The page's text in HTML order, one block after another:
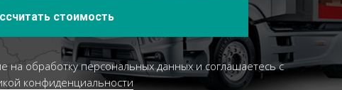
стоимость
на обработку персональных данных и соглашаетесь c
конфиденциальности